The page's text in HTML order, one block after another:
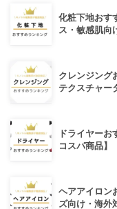
化粧下地おす
ス・敏感肌向
クレンジング
テクスチャー
ドライヤーお
コスパ商品】
ヘアアイロン
ズ向け・海外